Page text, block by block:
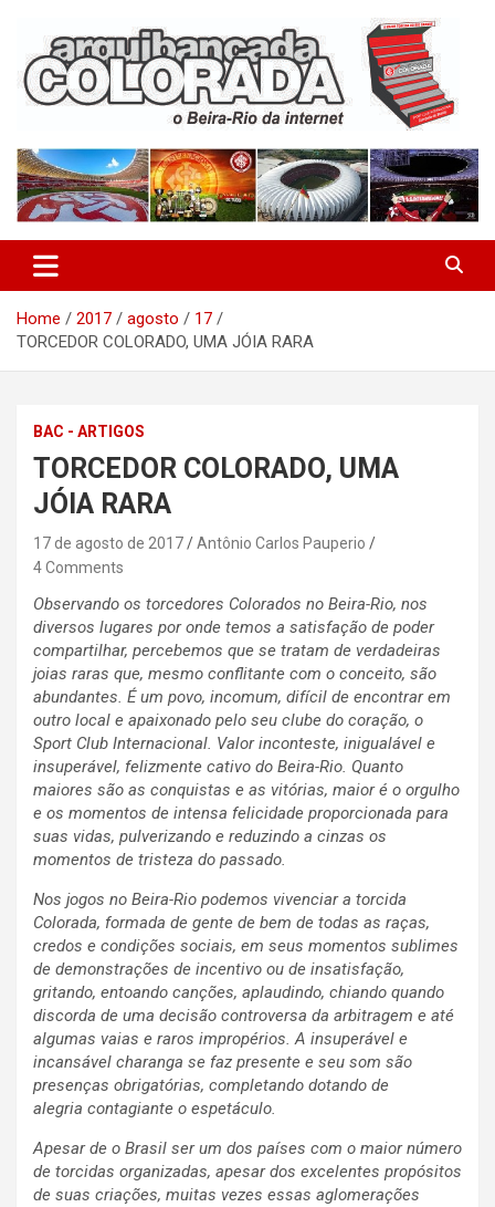
content
Arquibancada Colorada
Home 2017 agosto
17
TORCEDOR COLORADO, UMA JÓIA RARA
BAC - ARTIGOS
TORCEDOR COLORADO, UMA
JÓIA RARA
17 de agosto de 2017
Antônio Carlos Pauperio
4 Comments
Observando os torcedores Colorados no Beira-Rio, nos
diversos lugares por onde temos a satisfação de poder
compartilhar, percebemos que se tratam de verdadeiras
joias raras que, mesmo conflitante com o conceito, são
abundantes. É um povo, incomum, difícil de encontrar em
outro local e apaixonado pelo seu clube do coração, o
Sport Club Internacional. Valor inconteste, inigualável e
insuperável, felizmente cativo do Beira-Rio. Quanto
maiores são as conquistas e as vitórias, maior é o orgulho
e os momentos de intensa felicidade proporcionada para
suas vidas, pulverizando e reduzindo a cinzas os
momentos de tristeza do passado.
Nos jogos no Beira-Rio podemos vivenciar a torcida
Colorada, formada de gente de bem de todas as raças,
credos e condições sociais, em seus momentos sublimes
de demonstrações de incentivo ou de insatisfação,
gritando, entoando canções, aplaudindo, chiando quando
discorda de uma decisão controversa da arbitragem e até
algumas vaias e raros impropérios. A insuperável e
incansável charanga se faz presente e seu som são
presenças obrigatórias, completando dotando de
alegria contagiante o espetáculo.
Apesar de o Brasil ser um dos países com o maior número
de torcidas organizadas, apesar dos excelentes propósitos
de suas criações, muitas vezes essas aglomerações